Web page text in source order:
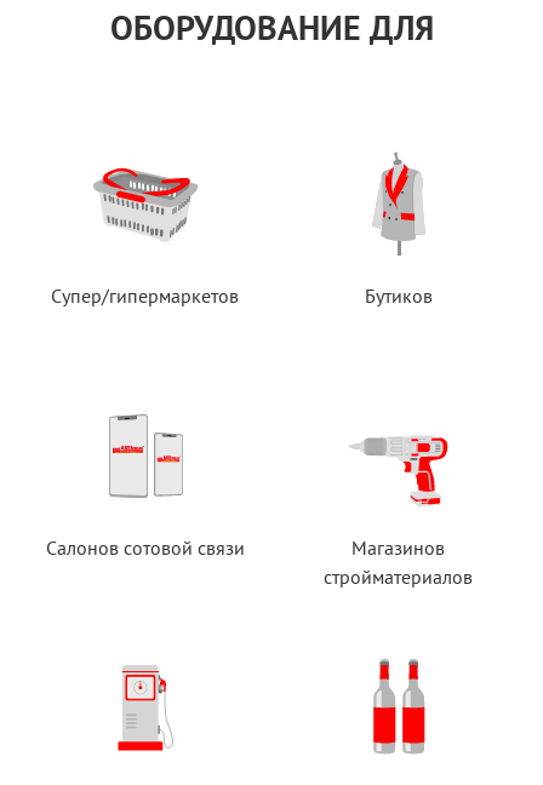
ОБОРУДОВАНИЕ ДЛЯ
Супер/гипермаркетов Бутиков
Салонов сотовой связи
Магазинов
стройматериалов